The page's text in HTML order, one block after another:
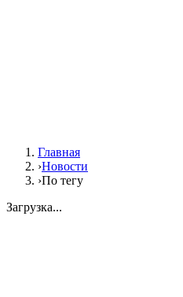
Главная
›Новости
›По тегу
Загрузка...